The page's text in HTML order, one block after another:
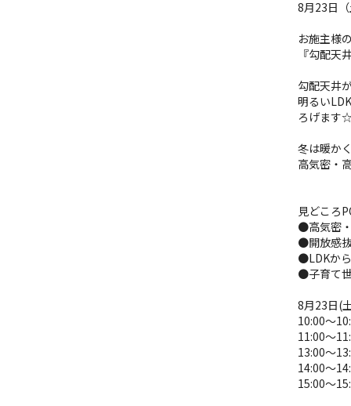
8月23日
お施主様
『勾配
勾配天井
明るい
ろげます
冬は暖か
高気密・
見どころ
●高気密
●開放感
●LDKか
●子育て
8月23日(
10:00～
11:00～
13:00～
14:00～
15:00～